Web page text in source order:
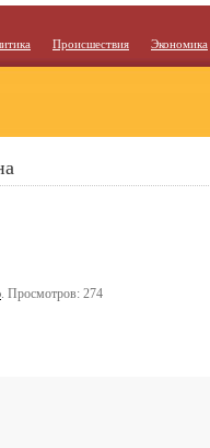
Происшествия Экономика
. Просмотров: 274